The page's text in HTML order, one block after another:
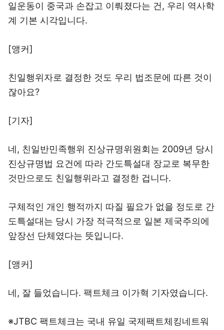
일운동이 중국과 손잡고 이뤄졌다는 건, 우리 역사학
계 기본 시각입니다.
[앵커]
친일행위자로 결정한 것도 우리 법조문에 따른 것이
잖아요?
[기자]
네, 친일반민족행위 진상규명위원회는 2009년 당시
진상규명법 요건에 따라 간도특설대 장교로 복무한
것만으로도 친일행위라고 결정한 겁니다.
구체적인 개인 행적까지 따질 필요가 없을 정도로 간
도특설대는 당시 가장 적극적으로 일본 제국주의에
앞장선 단체였다는 뜻입니다.
[앵커]
네, 잘 들었습니다. 팩트체크 이가혁 기자였습니다.
※JTBC 팩트체크는 국내 유일 국제팩트체킹네트워